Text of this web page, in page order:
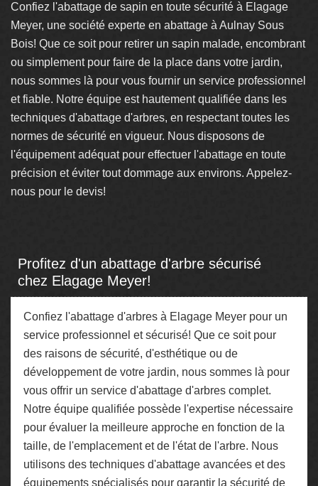
Confiez l'abattage de sapin en toute sécurité à Elagage
Meyer, une société experte en abattage à Aulnay Sous
Bois! Que ce soit pour retirer un sapin malade, encombrant
ou simplement pour faire de la place dans votre jardin,
nous sommes là pour vous fournir un service professionnel
et fiable. Notre équipe est hautement qualifiée dans les
techniques d'abattage d'arbres, en respectant toutes les
normes de sécurité en vigueur. Nous disposons de
l'équipement adéquat pour effectuer l'abattage en toute
précision et éviter tout dommage aux environs. Appelez-
nous pour le devis!
Profitez d'un abattage d'arbre sécurisé
chez Elagage Meyer!
Confiez l'abattage d'arbres à Elagage Meyer pour un
service professionnel et sécurisé! Que ce soit pour
des raisons de sécurité, d'esthétique ou de
développement de votre jardin, nous sommes là pour
vous offrir un service d'abattage d'arbres complet.
Notre équipe qualifiée possède l'expertise nécessaire
pour évaluer la meilleure approche en fonction de la
taille, de l'emplacement et de l'état de l'arbre. Nous
utilisons des techniques d'abattage avancées et des
équipements spécialisés pour garantir la sécurité de